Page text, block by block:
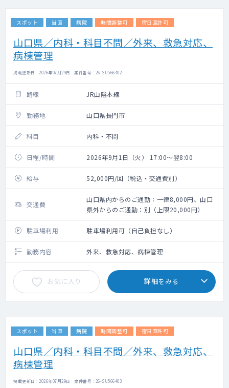
スポット 当直 病院 時間調整可 宿日直許可
山口県／内科・科目不問／外来、救急対応、
病棟管理
掲載更新日 : 2026年07月29日 案件番号 : 26-SU566402
路線 JR山陰本線
勤務地 山口県長門市
科目 内科・不問
日程/時間 2026年9月1日（火） 17:00～翌8:00
給与 52,000円/回（税込・交通費別）
交通費
山口県内からのご通勤：一律8,000円、山口
県外からのご通勤：別（上限20,000円）
駐車場利用 駐車場利用可（自己負担なし）
勤務内容 外来、救急対応、病棟管理
お気に入り 詳細をみる
スポット 当直 病院 時間調整可 宿日直許可
山口県／内科・科目不問／外来、救急対応、
病棟管理
掲載更新日 : 2026年07月29日 案件番号 : 26-SU566403